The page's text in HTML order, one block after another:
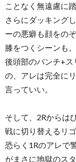
ことなく無遠慮に
さらにダッキング
ーの悪癖も顔をの
膝をつくシーンも。
後頭部のパンチ+
の、アレは完全に
言っていい。
そして、2Rからは
戦に切り替えるリゴ
恐らく1Rのアレで
がまさに地獄のス